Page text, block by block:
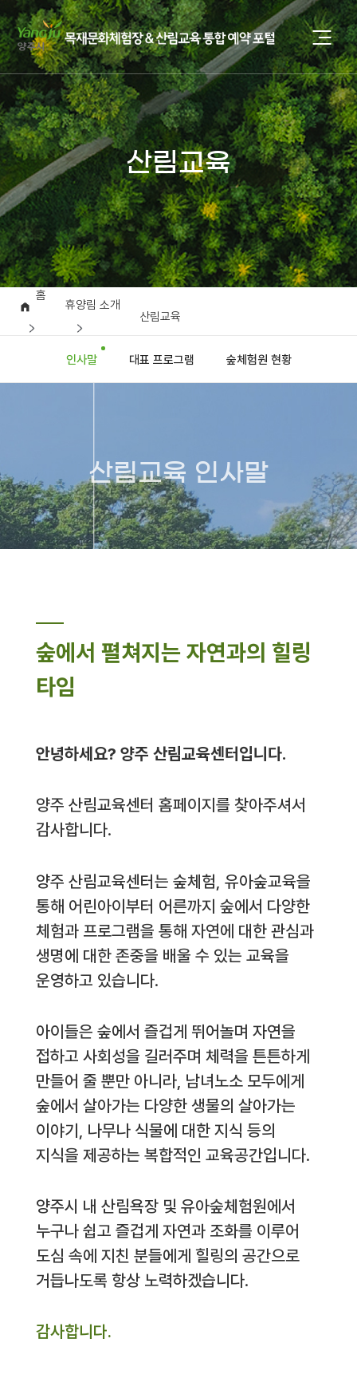
산림교육
홈
휴양림 소개
산림교육
인사말 대표 프로그램 숲체험원 현황
산림교육 인사말
숲에서 펼쳐지는 자연과의 힐링
타임
안녕하세요? 양주 산림교육센터입니다.
양주 산림교육센터 홈페이지를 찾아주셔서
감사합니다.
양주 산림교육센터는 숲체험, 유아숲교육을
통해 어린아이부터 어른까지 숲에서 다양한
체험과 프로그램을 통해 자연에 대한 관심과
생명에 대한 존중을 배울 수 있는 교육을
운영하고 있습니다.
아이들은 숲에서 즐겁게 뛰어놀며 자연을
접하고 사회성을 길러주며 체력을 튼튼하게
만들어 줄 뿐만 아니라, 남녀노소 모두에게
숲에서 살아가는 다양한 생물의 살아가는
이야기, 나무나 식물에 대한 지식 등의
지식을 제공하는 복합적인 교육공간입니다.
양주시 내 산림욕장 및 유아숲체험원에서
누구나 쉽고 즐겁게 자연과 조화를 이루어
도심 속에 지친 분들에게 힐링의 공간으로
거듭나도록 항상 노력하겠습니다.
감사합니다.